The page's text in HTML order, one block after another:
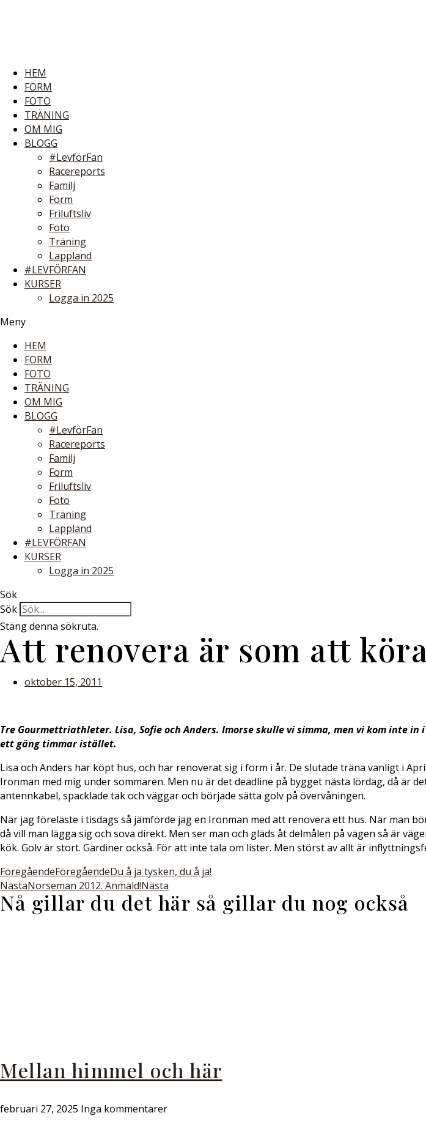
HEM
FORM
FOTO
TRÄNING
OM MIG
BLOGG
#LevförFan
Racereports
Familj
Form
Friluftsliv
Foto
Träning
Lappland
#LEVFÖRFAN
KURSER
Logga in 2025
Meny
HEM
FORM
FOTO
TRÄNING
OM MIG
BLOGG
#LevförFan
Racereports
Familj
Form
Friluftsliv
Foto
Träning
Lappland
#LEVFÖRFAN
KURSER
Logga in 2025
Sök
Sök
Stäng denna sökruta.
Att renovera är som att
oktober 15, 2011
Tre Gourmettriathleter. Lisa, Sofie och Anders. Imorse skulle vi simma, men vi kom inte
ett gäng timmar istället.
Lisa och Anders har köpt hus, och har renoverat sig i form i år. De slutade träna vanligt i
Ironman med mig under sommaren. Men nu är det deadline på bygget nästa lördag, då är
antennkabel, spacklade tak och väggar och började sätta golv på övervåningen.
När jag föreläste i tisdags så jämförde jag en Ironman med att renovera ett hus. När man
då vill man lägga sig och sova direkt. Men ser man och gläds åt delmålen på vägen så är
kök. Golv är stort. Gardiner också. För att inte tala om lister. Men störst av allt är
FöregåendeFöregåendeDu å ja tysken, du å ja!
NästaNorseman 2012. Anmäld!Nästa
Nå gillar du det här så gillar du nog också
Mellan himmel och här
februari 27, 2025 Inga kommentarer